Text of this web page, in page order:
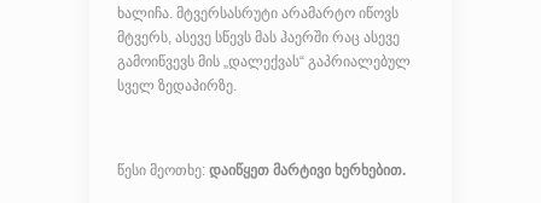
ხალიჩა. მტვერსასრუტი არამარტო იწოვს
მტვერს, ასევე სწევს მას ჰაერში რაც ასევე
გამოიწვევს მის „დალექვას“ გაპრიალებულ
სველ ზედაპირზე.
წესი მეოთხე: დაიწყეთ მარტივი ხერხებით.